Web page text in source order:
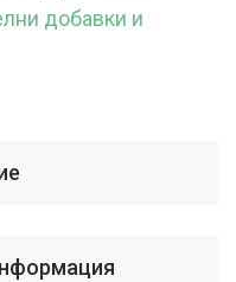
добавки и